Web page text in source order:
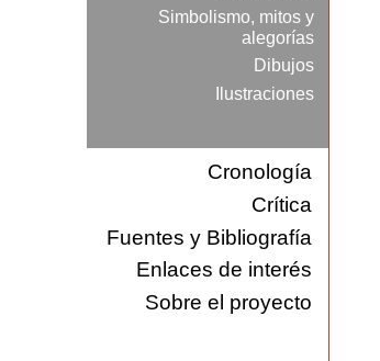
Simbolismo, mitos y
alegorías
Dibujos
Ilustraciones
Cronología
Crítica
Fuentes y Bibliografía
Enlaces de interés
Sobre el proyecto
Sobre el proyecto